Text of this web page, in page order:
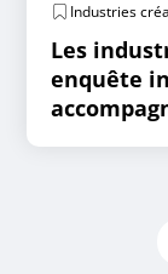
Industries
Les
enquête